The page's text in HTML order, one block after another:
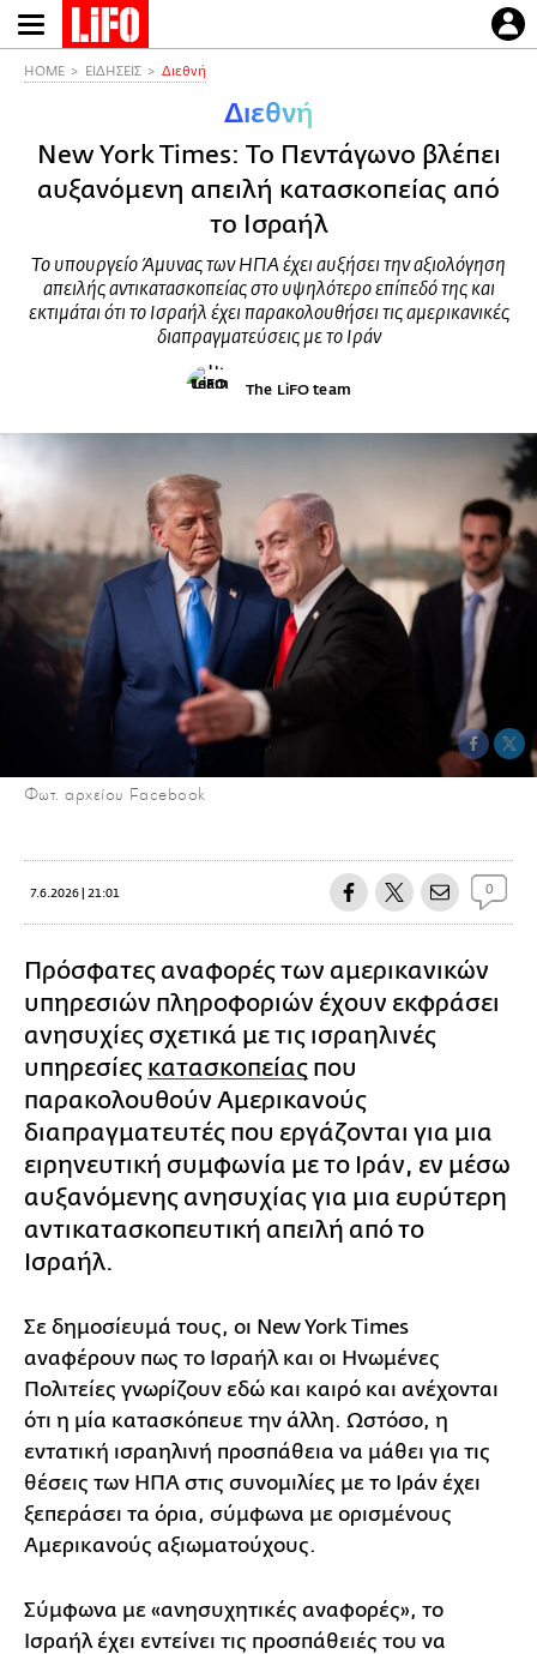
Παράκαμψη
προς
HOME ΕΙΔΗΣΕΙΣ Διεθνή
Διεθνή
New York Times: Το Πεντάγωνο βλέπει
αυξανόμενη απειλή κατασκοπείας από
το Ισραήλ
Το υπουργείο Άμυνας των ΗΠΑ έχει αυξήσει την αξιολόγηση
απειλής αντικατασκοπείας στο υψηλότερο επίπεδό της και
εκτιμάται ότι το Ισραήλ έχει παρακολουθήσει τις αμερικανικές
διαπραγματεύσεις με το Ιράν
The LiFO team
Φωτ. αρχείου Facebook
7.6.2026 | 21:01 0
Πρόσφατες αναφορές των αμερικανικών
υπηρεσιών πληροφοριών έχουν εκφράσει
ανησυχίες σχετικά με τις ισραηλινές
υπηρεσίες κατασκοπείας που
παρακολουθούν Αμερικανούς
διαπραγματευτές που εργάζονται για μια
ειρηνευτική συμφωνία με το Ιράν, εν μέσω
αυξανόμενης ανησυχίας για μια ευρύτερη
αντικατασκοπευτική απειλή από το
Ισραήλ.
Σε δημοσίευμά τους, οι New York Times
αναφέρουν πως το Ισραήλ και οι Ηνωμένες
Πολιτείες γνωρίζουν εδώ και καιρό και ανέχονται
ότι η μία κατασκόπευε την άλλη. Ωστόσο, η
εντατική ισραηλινή προσπάθεια να μάθει για τις
θέσεις των ΗΠΑ στις συνομιλίες με το Ιράν έχει
ξεπεράσει τα όρια, σύμφωνα με ορισμένους
Αμερικανούς αξιωματούχους.
Σύμφωνα με «ανησυχητικές αναφορές», το
Ισραήλ έχει εντείνει τις προσπάθειές του να